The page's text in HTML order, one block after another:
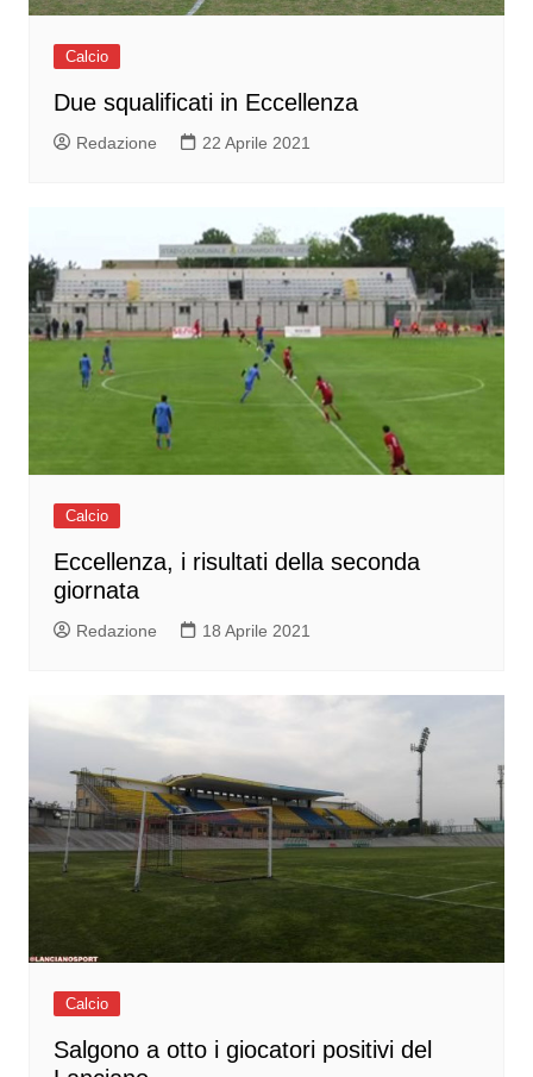
Calcio
Due squalificati in Eccellenza
Redazione 22 Aprile 2021
Calcio
Eccellenza, i risultati della seconda
giornata
Redazione 18 Aprile 2021
Calcio
Salgono a otto i giocatori positivi del